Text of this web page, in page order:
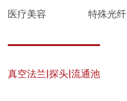
医疗美容 特殊光纤
真空法兰|探头|流通池